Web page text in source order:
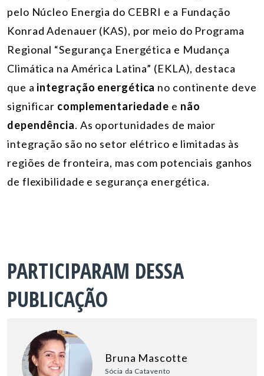
pelo Núcleo Energia do CEBRI e a Fundação
Konrad Adenauer (KAS), por meio do Programa
Regional “Segurança Energética e Mudança
Climática na América Latina” (EKLA), destaca
que a integração energética no continente deve
significar complementariedade e não
dependência. As oportunidades de maior
integração são no setor elétrico e limitadas às
regiões de fronteira, mas com potenciais ganhos
de flexibilidade e segurança energética.
PARTICIPARAM DESSA
PUBLICAÇÃO
Bruna Mascotte
Sócia da Catavento